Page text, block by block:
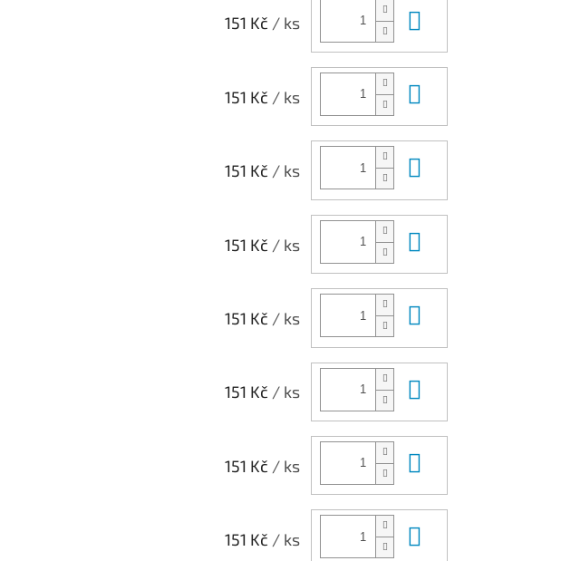
151 Kč / ks
151 Kč / ks
151 Kč / ks
151 Kč / ks
151 Kč / ks
151 Kč / ks
151 Kč / ks
151 Kč / ks